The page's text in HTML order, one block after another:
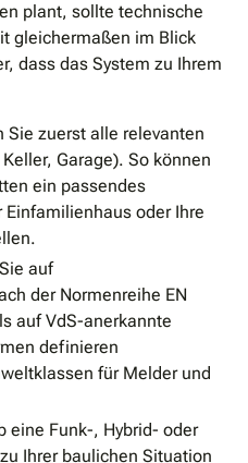
plant, sollte technische
gleichermaßen im Blick
dass das System zu Ihrem
Sie zuerst alle relevanten
Garage). So können
ein passendes
oder Ihre
auf
der Normenreihe EN
auf VdS-anerkannte
definieren
für Melder und
eine Funk-, Hybrid- oder
Ihrer baulichen Situation